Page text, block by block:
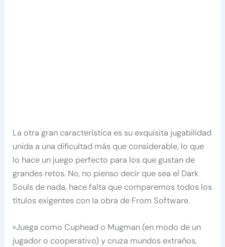
La otra gran característica es su exquisita jugabilidad
unida a una dificultad más que considerable, lo que
lo hace un juego perfecto para los que gustan de
grandes retos. No, no pienso decir que sea el Dark
Souls de nada, hace falta que comparemos todos los
títulos exigentes con la obra de From Software.
«Juega como Cuphead o Mugman (en modo de un
jugador o cooperativo) y cruza mundos extraños,